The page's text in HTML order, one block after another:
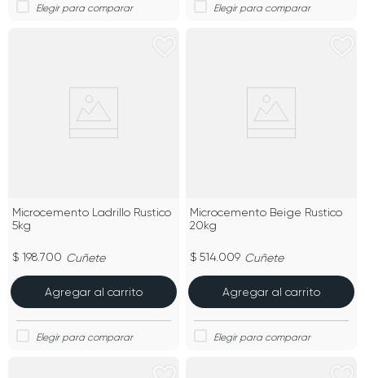
Microcemento Ladrillo Rustico
5kg
$ 198.700 Cuñete
Agregar al carrito
Microcemento Beige Rustico
20kg
$ 514.009 Cuñete
Agregar al carrito